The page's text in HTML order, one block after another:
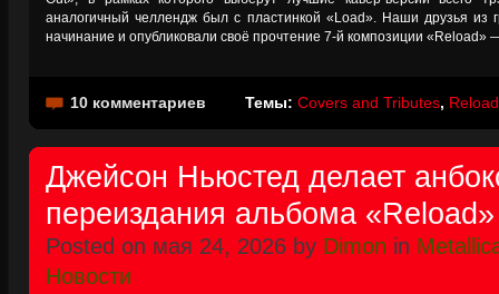
аналогичный челлендж был с пластинкой «Load». Наши друзья из
начинание и опубликовали своё прочтение 7-й композиции «Reload»
10 комментариев Темы: Covers and Tributes, Reload
Джейсон Ньюстед делает
переиздания альбома «Reload»
Posted on мая 24, 2026 by Dimon in
Новости